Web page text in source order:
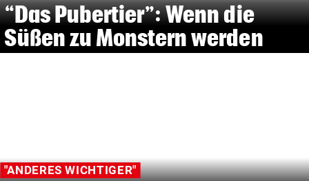
“Das Pubertier”: Wenn die
Süßen zu Monstern werden
"ANDERES WICHTIGER"